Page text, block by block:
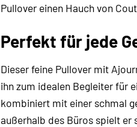
Pullover einen Hauch von
Perfekt für jede
Dieser feine Pullover mit
ihn zum idealen Begleiter für
kombiniert mit einer schmal
außerhalb des Büros spielt er